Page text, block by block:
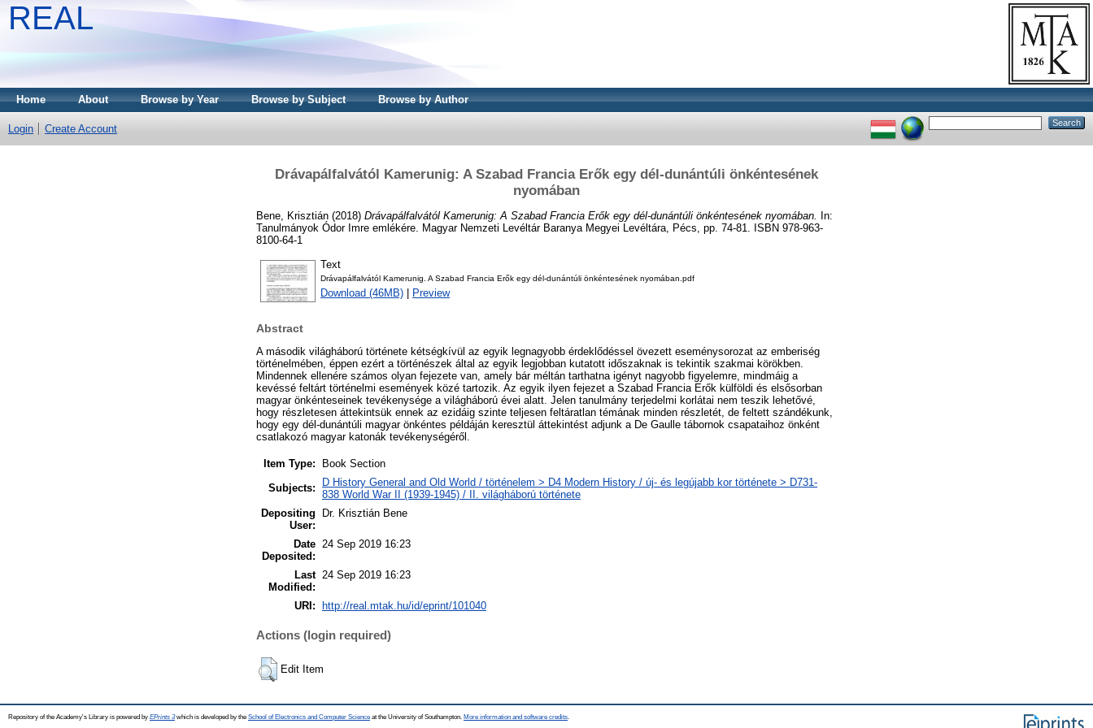
REAL
Home About Browse by Year Browse by Subject Browse by Author
Login Create Account
Drávapálfalvától Kamerunig: A Szabad Francia Erők egy dél-dunántúli önkéntesének
nyomában
Bene, Krisztián (2018) Drávapálfalvától Kamerunig: A Szabad Francia Erők egy dél-dunántúli önkéntesének nyomában. In:
Tanulmányok Ódor Imre emlékére. Magyar Nemzeti Levéltár Baranya Megyei Levéltára, Pécs, pp. 74-81. ISBN 978-963-
8100-64-1
Text
Drávapálfalvától Kamerunig. A Szabad Francia Erők egy dél-dunántúli önkéntesének nyomában.pdf
Download (46MB) Preview
Abstract
A második világháború története kétségkívül az egyik legnagyobb érdeklődéssel övezett eseménysorozat az emberiség
történelmében, éppen ezért a történészek által az egyik legjobban kutatott időszaknak is tekintik szakmai körökben.
Mindennek ellenére számos olyan fejezete van, amely bár méltán tarthatna igényt nagyobb figyelemre, mindmáig a
kevéssé feltárt történelmi események közé tartozik. Az egyik ilyen fejezet a Szabad Francia Erők külföldi és elsősorban
magyar önkénteseinek tevékenysége a világháború évei alatt. Jelen tanulmány terjedelmi korlátai nem teszik lehetővé,
hogy részletesen áttekintsük ennek az ezidáig szinte teljesen feltáratlan témának minden részletét, de feltett szándékunk,
hogy egy dél-dunántúli magyar önkéntes példáján keresztül áttekintést adjunk a De Gaulle tábornok csapataihoz önként
csatlakozó magyar katonák tevékenységéről.
Item Type:
Book Section
Subjects:
D History General and Old World / történelem > D4 Modern History / új- és legújabb kor története > D731-
838 World War II (1939-1945) / II. világháború története
Depositing
User:
Dr. Krisztián Bene
Date
Deposited:
24 Sep 2019 16:23
Last
Modified:
24 Sep 2019 16:23
URI: http://real.mtak.hu/id/eprint/101040
Actions (login required)
Edit Item
Repository of the Academy's Library is powered by EPrints 3which is developed by the School of Electronics and Computer Science at the University of Southampton. More information and software credits